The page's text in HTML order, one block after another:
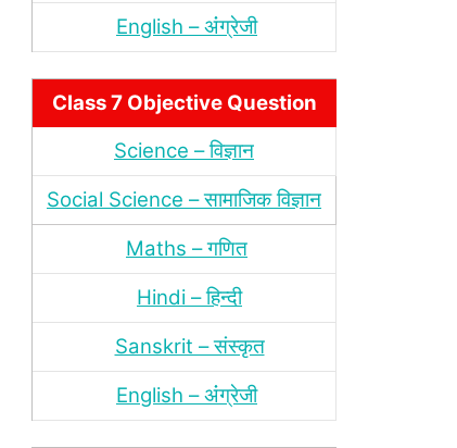
English – अंंग्रेजी
Class 7 Objective Question
Science – विज्ञान
Social Science – सामाजिक विज्ञान
Maths – गणित
Hindi – हिन्‍दी
Sanskrit – संस्‍कृत
English – अंंग्रेजी